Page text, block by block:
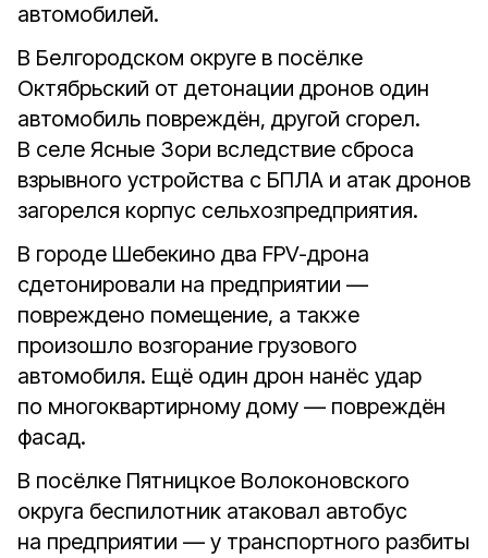
автомобилей.
В Белгородском округе в посёлке
Октябрьский от детонации дронов один
автомобиль повреждён, другой сгорел.
В селе Ясные Зори вследствие сброса
взрывного устройства с БПЛА и атак дронов
загорелся корпус сельхозпредприятия.
В городе Шебекино два FPV-дрона
сдетонировали на предприятии —
повреждено помещение, а также
произошло возгорание грузового
автомобиля. Ещё один дрон нанёс удар
по многоквартирному дому — повреждён
фасад.
В посёлке Пятницкое Волоконовского
округа беспилотник атаковал автобус
на предприятии — у транспортного разбиты